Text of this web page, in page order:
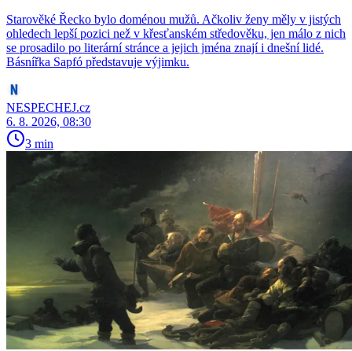
Starověké Řecko bylo doménou mužů. Ačkoliv ženy měly v jistých
ohledech lepší pozici než v křesťanském středověku, jen málo z nich
se prosadilo po literární stránce a jejich jména znají i dnešní lidé.
Básnířka Sapfó představuje výjimku.
NESPECHEJ.cz
6. 8. 2026, 08:30
3 min